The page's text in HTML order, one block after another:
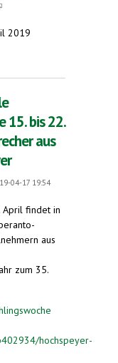
is external)
2019
in
15. bis 22.
aus
04-17 19:54
April findet in
aus
zum 35.
hochspeyer-